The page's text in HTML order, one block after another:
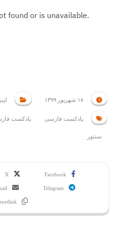
۱۸ شهریور ۱۳۹۹
پادکست فارسی پادکست
سنتور
Facebook
X
Telegram